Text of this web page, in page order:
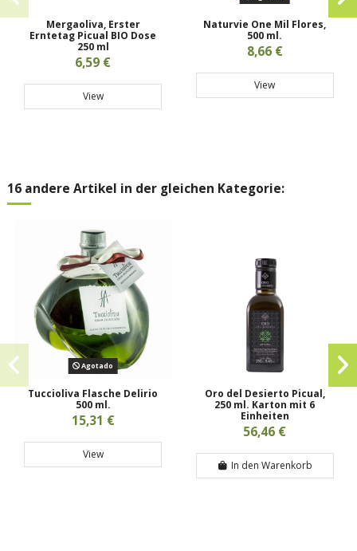
Mergaoliva, Erster
Erntetag Picual BIO Dose
250 ml
6,59 €
View
Naturvie One Mil Flores,
500 ml.
8,66 €
View
16 andere Artikel in der gleichen Kategorie:
Agotado
Tuccioliva Flasche Delirio
500 ml.
15,31 €
View
Oro del Desierto Picual,
250 ml. Karton mit 6
Einheiten
56,46 €
In den Warenkorb